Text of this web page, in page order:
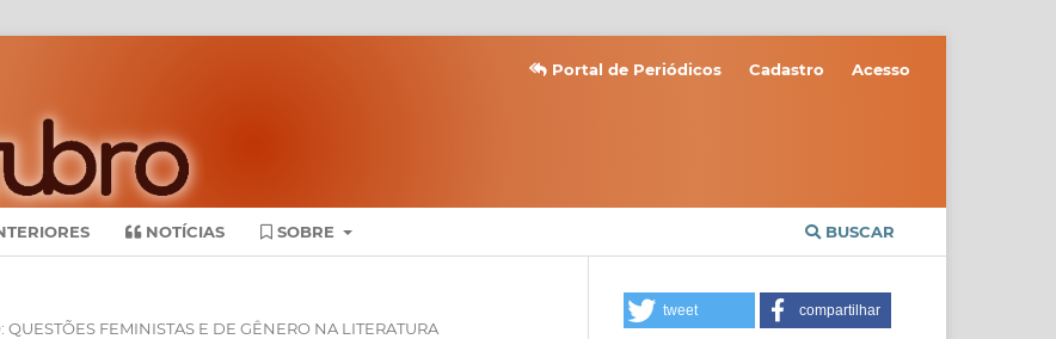
NOTÍCIAS SOBRE BUSCAR
Portal de Periódicos Cadastro Acesso
FEMINISTAS E DE GÊNERO NA LITERATURA
tweet compartilhar